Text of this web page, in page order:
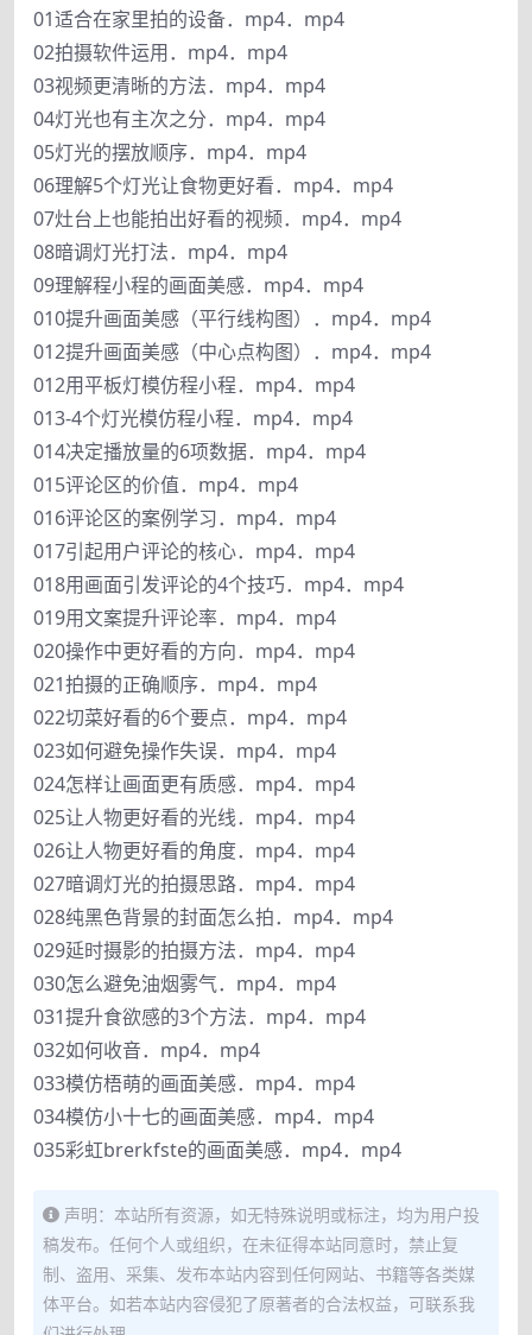
01适合在家里拍的设备．mp4．mp4
02拍摄软件运用．mp4．mp4
03视频更清晰的方法．mp4．mp4
04灯光也有主次之分．mp4．mp4
05灯光的摆放顺序．mp4．mp4
06理解5个灯光让食物更好看．mp4．mp4
07灶台上也能拍出好看的视频．mp4．mp4
08暗调灯光打法．mp4．mp4
09理解程小程的画面美感．mp4．mp4
010提升画面美感（平行线构图）．mp4．mp4
012提升画面美感（中心点构图）．mp4．mp4
012用平板灯模仿程小程．mp4．mp4
013-4个灯光模仿程小程．mp4．mp4
014决定播放量的6项数据．mp4．mp4
015评论区的价值．mp4．mp4
016评论区的案例学习．mp4．mp4
017引起用户评论的核心．mp4．mp4
018用画面引发评论的4个技巧．mp4．mp4
019用文案提升评论率．mp4．mp4
020操作中更好看的方向．mp4．mp4
021拍摄的正确顺序．mp4．mp4
022切菜好看的6个要点．mp4．mp4
023如何避免操作失误．mp4．mp4
024怎样让画面更有质感．mp4．mp4
025让人物更好看的光线．mp4．mp4
026让人物更好看的角度．mp4．mp4
027暗调灯光的拍摄思路．mp4．mp4
028纯黑色背景的封面怎么拍．mp4．mp4
029延时摄影的拍摄方法．mp4．mp4
030怎么避免油烟雾气．mp4．mp4
031提升食欲感的3个方法．mp4．mp4
032如何收音．mp4．mp4
033模仿梧萌的画面美感．mp4．mp4
034模仿小十七的画面美感．mp4．mp4
035彩虹brerkfste的画面美感．mp4．mp4
声明：本站所有资源，如无特殊说明或标注，均为用户投
稿发布。任何个人或组织，在未征得本站同意时，禁止复
制、盗用、采集、发布本站内容到任何网站、书籍等各类媒
体平台。如若本站内容侵犯了原著者的合法权益，可联系我